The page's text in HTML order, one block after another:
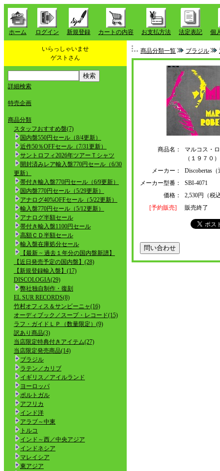
ホーム ログイン 新規登録 カートの内容 お支払方法 法定表記 個
いらっしゃいませ
ゲストさん
詳細検索
特売企画
商品分類
スタッフおすすめ盤(7)
国内盤550円セール（8/4更新）
近作50％OFFセール（7/31更新）
サントロフィ2026年ツアーＴシャツ
開封済みレア輸入盤770円セール（6/30
更新）
帯付き輸入盤770円セール（6/9更新）
国内盤770円セール（5/29更新）
アナログ40%OFFセール（5/22更新）
輸入盤770円セール（5/12更新）
アナログ半額セール
帯付き輸入盤1100円セール
高額ＣＤ半額セール
輸入盤在庫処分セール
【最新 ~ 過去１年分の国内盤新譜】
【近日発売予定の国内盤】(28)
【新規登録輸入盤】(17)
DISCOLOGIA(29)
弊社独自制作・復刻
EL SUR RECORDS(8)
竹村オフィス＆サンビーニャ(16)
オーディブック／スープ・レコード(15)
ラフ・ガイドＬＰ（数量限定）(9)
訳あり商品(3)
当店限定特典付きアイテム(27)
当店限定発売商品(14)
ブラジル
ラテン／カリブ
イギリス／アイルランド
ヨーロッパ
ポルトガル
アフリカ
インド洋
アラブ～中東
トルコ
インド～西／中央アジア
インドネシア
マレイシア
東アジア
商品分類一覧 ブラジル
商品名：
マルコス・
（１９７０
メーカー：
Discobertas
メーカー型番：
SBI-4071
価格：
2,530円（税
[予約販売]
販売終了